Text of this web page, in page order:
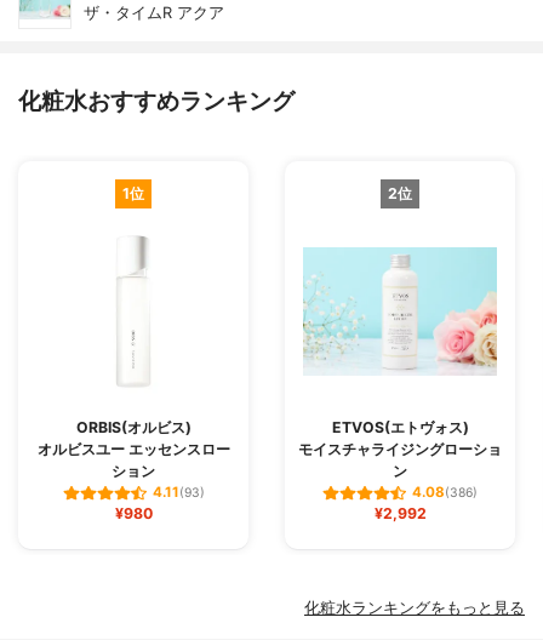
ザ・タイムR アクア
化粧水おすすめランキング
1位
ORBIS(オルビス)
オルビスユー エッセンスロー
ション
4.11(93)
¥980
2位
ETVOS(エトヴォス)
モイスチャライジングローショ
ン
4.08(386)
¥2,992
化粧水ランキングをもっと見る